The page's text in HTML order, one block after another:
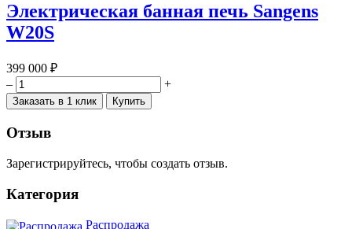
Электрическая банная печь Sangens
W20S
399 000 ₽
–
+
Заказать в 1 клик Купить
Отзыв
Зарегистрируйтесь, чтобы создать отзыв.
Категория
Распродажа